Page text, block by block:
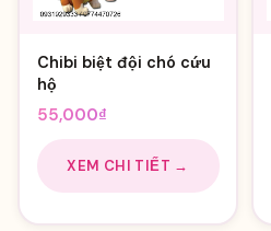
Chibi biệt đội chó cứu
hộ
55,000₫
XEM CHI TIẾT →